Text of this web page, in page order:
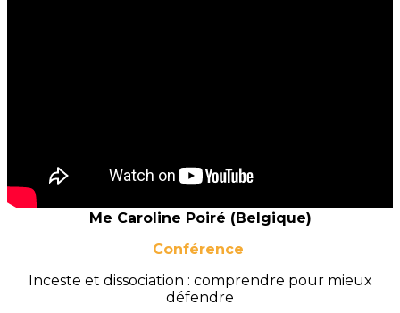
Me Caroline Poiré (Belgique)
Conférence
Inceste et dissociation : comprendre pour mieux
défendre